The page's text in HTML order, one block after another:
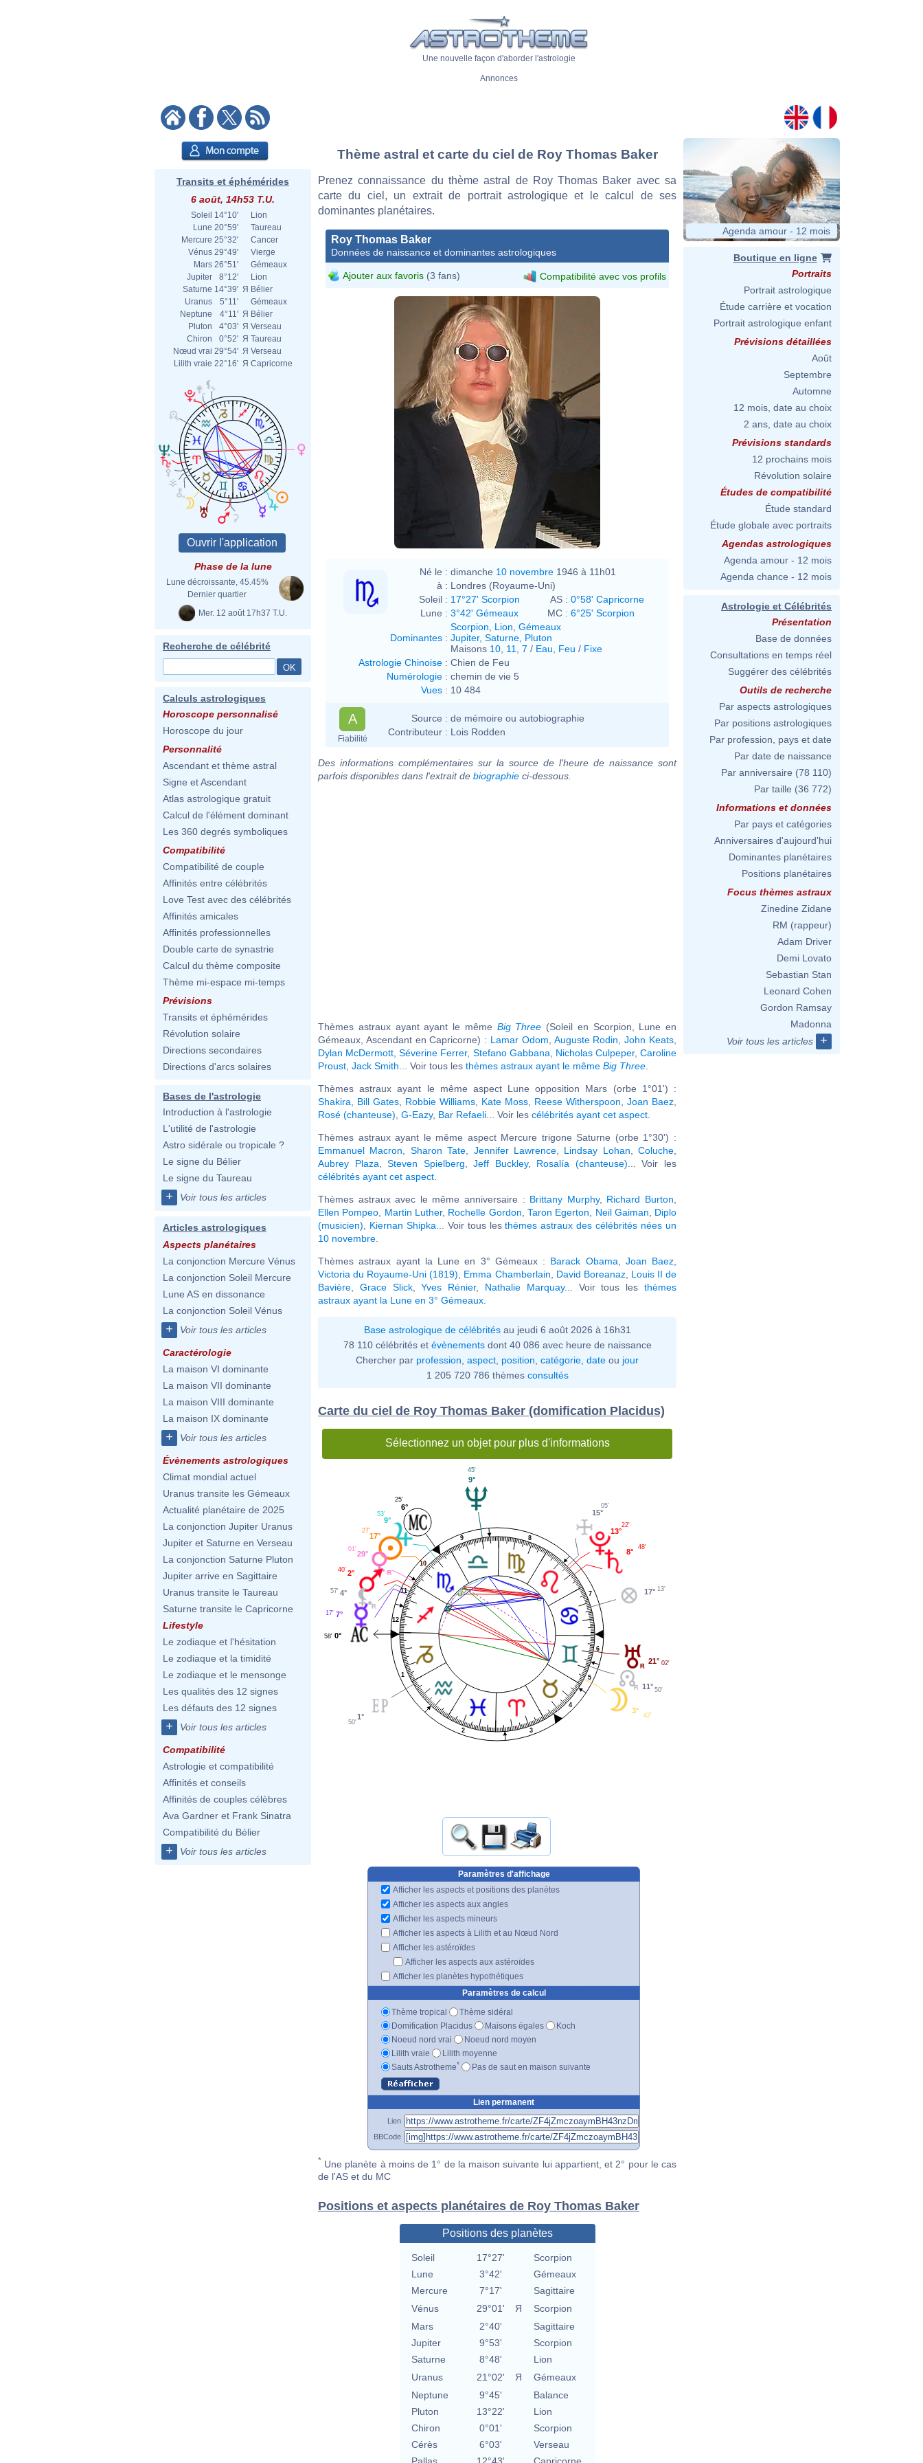
Une nouvelle façon d'aborder l'astrologie
Annonces
Transits et éphémérides
6 août, 14h53 T.U.
Soleil 14°10'
Lion
Lune 20°59'
Taureau
Mercure 25°32'
Cancer
Vénus 29°49'
Vierge
Mars 26°51'
Gémeaux
Jupiter
8°12'
Lion
Saturne 14°39' Я Bélier
Uranus
5°11'
Gémeaux
Neptune
4°11' Я Bélier
Pluton
4°03' Я Verseau
Chiron
0°52' Я Taureau
Nœud vrai 29°54' Я Verseau
Lilith vraie 22°16' Я Capricorne
Phase de la lune
Lune décroissante, 45.45%
Dernier quartier
Mer. 12 août 17h37 T.U.
Recherche de célébrité
Calculs astrologiques
Horoscope personnalisé
Horoscope du jour
Personnalité
Ascendant et thème astral
Signe et Ascendant
Atlas astrologique gratuit
Calcul de l'élément dominant
Les 360 degrés symboliques
Compatibilité
Compatibilité de couple
Affinités entre célébrités
Love Test avec des célébrités
Affinités amicales
Affinités professionnelles
Double carte de synastrie
Calcul du thème composite
Thème mi-espace mi-temps
Prévisions
Transits et éphémérides
Révolution solaire
Directions secondaires
Directions d'arcs solaires
Bases de l'astrologie
Introduction à l'astrologie
L'utilité de l'astrologie
Astro sidérale ou tropicale ?
Le signe du Bélier
Le signe du Taureau
+ Voir tous les articles
Articles astrologiques
Aspects planétaires
La conjonction Mercure Vénus
La conjonction Soleil Mercure
Lune AS en dissonance
La conjonction Soleil Vénus
+ Voir tous les articles
Caractérologie
La maison VI dominante
La maison VII dominante
La maison VIII dominante
La maison IX dominante
+ Voir tous les articles
Évènements astrologiques
Climat mondial actuel
Uranus transite les Gémeaux
Actualité planétaire de 2025
La conjonction Jupiter Uranus
Jupiter et Saturne en Verseau
La conjonction Saturne Pluton
Jupiter arrive en Sagittaire
Uranus transite le Taureau
Saturne transite le Capricorne
Lifestyle
Le zodiaque et l'hésitation
Le zodiaque et la timidité
Le zodiaque et le mensonge
Les qualités des 12 signes
Les défauts des 12 signes
+ Voir tous les articles
Compatibilité
Astrologie et compatibilité
Affinités et conseils
Affinités de couples célèbres
Ava Gardner et Frank Sinatra
Compatibilité du Bélier
+ Voir tous les articles
Thème astral et carte du ciel de Roy Thomas Baker
Prenez connaissance du thème astral de Roy Thomas Baker avec sa
carte du ciel, un extrait de portrait astrologique et le calcul de ses
dominantes planétaires.
Roy Thomas Baker
Données de naissance et dominantes astrologiques
Ajouter aux favoris (3 fans) Compatibilité avec vos profils
Whitfeild_St,_London,_England_studio_shot_of_Roy_Thomas_Baker.Photo_by_Tere_Baker.jpg
Pointillist
Pointillist
Whitfeild_St,_London,_England_studio_shot_of_Roy_Thomas_Baker.Photo_by_Tere_Baker.jpg
Né le : dimanche 10 novembre 1946 à 11h01
à : Londres (Royaume-Uni)
Soleil : 17°27' Scorpion AS : 0°58' Capricorne
Lune : 3°42' Gémeaux MC : 6°25' Scorpion
Dominantes :
Scorpion Lion Gémeaux
Jupiter, Saturne Pluton
Maisons 10 11 7 / Eau Feu / Fixe
Astrologie Chinoise : Chien de Feu
Numérologie : chemin de vie 5
Vues : 10 484
A
Fiabilité
Source : de mémoire ou autobiographie
Contributeur : Lois Rodden
Des informations complémentaires sur la source de l'heure de naissance sont
parfois disponibles dans l'extrait de biographie ci-dessous.
Thèmes astraux ayant ayant le même Big Three (Soleil en Scorpion, Lune en
Gémeaux, Ascendant en Capricorne) : Lamar Odom Auguste Rodin ,John Keats
Dylan McDermott ,Séverine Ferrer, Stefano Gabbana Nicholas Culpeper, Caroline
Proust Jack Smith ... Voir tous les thèmes astraux ayant le même Big Three
Thèmes astraux ayant le même aspect Lune opposition Mars (orbe 1°01') :
Shakira
Bill Gates Robbie Williams Kate Moss Reese Witherspoon Joan Baez
Rosé (chanteuse) G-Eazy, Bar Refaeli ... Voir les célébrités ayant cet aspect
Thèmes astraux ayant le même aspect Mercure trigone Saturne (orbe 1°30') :
Emmanuel Macron
Sharon Tate Jennifer Lawrence, Lindsay Lohan Coluche
Aubrey Plaza ,Steven Spielberg ,Jeff Buckley, Rosalía (chanteuse) ... Voir les
célébrités ayant cet aspect
Thèmes astraux avec le même anniversaire : Brittany Murphy, Richard Burton
Ellen Pompeo
Martin Luther, Rochelle Gordon Taron Egerton Neil Gaiman
Diplo
(musicien)
Kiernan Shipka ... Voir tous lesthèmes astraux des célébrités nées un
10 novembre
Thèmes astraux ayant la Lune en 3° Gémeaux : Barack Obama Joan Baez
Victoria du Royaume-Uni (1819)
Emma Chamberlain David Boreanaz, Louis II de
Bavière
Grace Slick,Yves Rénier, Nathalie Marquay... Voir tous lesthèmes
astraux ayant la Lune en 3° Gémeaux
Base astrologique de célébritésau jeudi 6 août 2026 à 16h31
78 110 célébrités et évènementsdont 40 086 avec heure de naissance
Chercher par profession aspect position catégorie date ou jour
1 205 720 786 thèmes consultés
Carte du ciel de Roy Thomas Baker (domification Placidus)
Sélectionnez un objet pour plus d'informations
1
2 3
4
5
6
7
8
9
10
11
12
17° 13'
8°
48'
13°
22'
15°
05'
9°
45'
6°
25'
9°
53'
17°
27'
29°
01'
2°
40'
4°
57'
7°
17'
0°
58'
1°
50'
3°
42'
11° 50'
21° 02'
Paramètres d'affichage
Afficher les aspects et positions des planètes
Afficher les aspects aux angles
Afficher les aspects mineurs
Afficher les aspects à Lilith et au Nœud Nord
Afficher les astéroïdes
Afficher les aspects aux astéroïdes
Afficher les planètes hypothétiques
Paramètres de calcul
Thème tropical
Thème sidéral
Domification Placidus
Maisons égales
Koch
Noeud nord vrai
Noeud nord moyen
Lilith vraie
Lilith moyenne
Sauts Astrotheme* Pas de saut en maison suivante
Lien permanent
Lien
BBCode
* Une planète à moins de 1° de la maison suivante lui appartient, et 2° pour le cas
de l'AS et du MC
Positions et aspects planétaires de Roy Thomas Baker
Positions des planètes
Soleil 17°27'
Scorpion
Lune
3°42'
Gémeaux
Mercure
7°17'
Sagittaire
Vénus
29°01' Я
Scorpion
Mars
2°40'
Sagittaire
Jupiter
9°53'
Scorpion
Saturne
8°48'
Lion
Uranus
21°02' Я
Gémeaux
Neptune
9°45'
Balance
Pluton
13°22'
Lion
Chiron
0°01'
Scorpion
Cérès
6°03'
Verseau
Agenda amour - 12 mois
Boutique en ligne
Portraits
Portrait astrologique
Étude carrière et vocation
Portrait astrologique enfant
Prévisions détaillées
Août
Septembre
Automne
12 mois, date au choix
2 ans, date au choix
Prévisions standards
12 prochains mois
Révolution solaire
Études de compatibilité
Étude standard
Étude globale avec portraits
Agendas astrologiques
Agenda amour - 12 mois
Agenda chance - 12 mois
Astrologie et Célébrités
Présentation
Base de données
Consultations en temps réel
Suggérer des célébrités
Outils de recherche
Par aspects astrologiques
Par positions astrologiques
Par profession, pays et date
Par date de naissance
Par anniversaire (78 110)
Par taille (36 772)
Informations et données
Par pays et catégories
Anniversaires d'aujourd'hui
Dominantes planétaires
Positions planétaires
Focus thèmes astraux
Zinedine Zidane
RM (rappeur)
Adam Driver
Demi Lovato
Sebastian Stan
Leonard Cohen
Gordon Ramsay
Madonna
Voir tous les articles
+